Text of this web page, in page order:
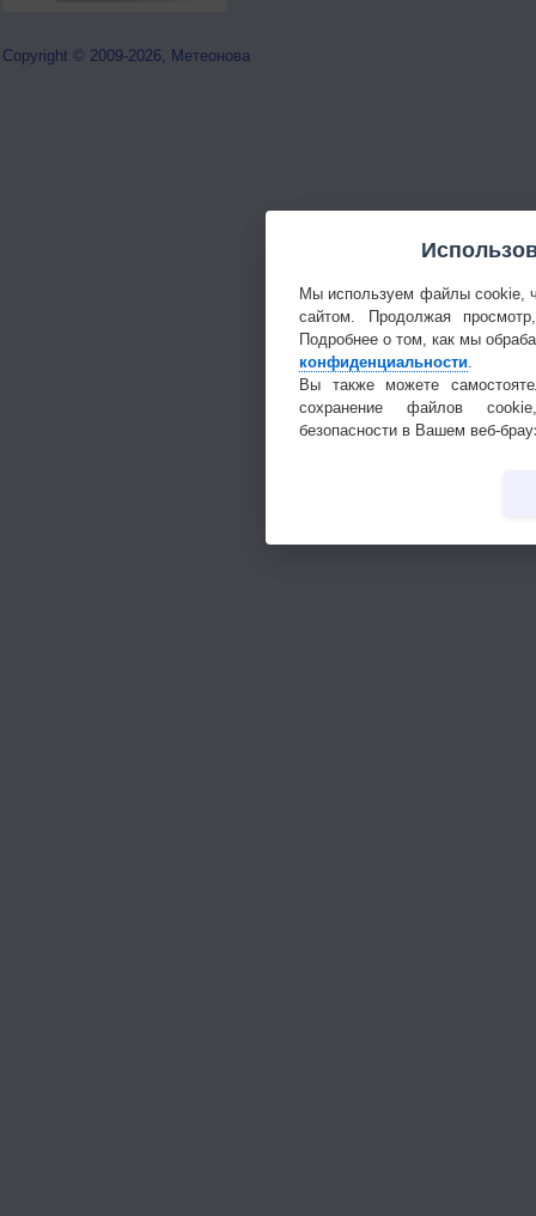
Copyright © 2009-2026, Метеонова
Мы используем файлы cookie,
сайтом. Продолжая
Подробнее о том, как мы
конфиденциальности.
Вы также можете
сохранение файлов
безопасности в Вашем веб-